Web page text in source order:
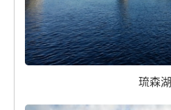
琉森湖